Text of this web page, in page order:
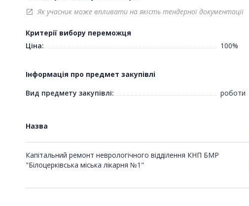
open_in_new Як учасник може впливати на якість тендерної документації
Критерії вибору переможця
Ціна:
100%
Інформація про предмет закупівлі
Вид предмету закупівлі:
роботи
Назва
Капітальний ремонт неврологічного відділення КНП БМР
"Білоцерківська міська лікарня №1"